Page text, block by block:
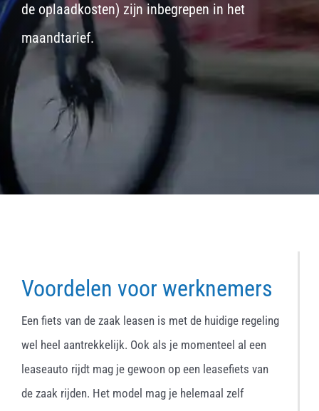
de oplaadkosten) zijn inbegrepen in het
maandtarief.
Voordelen voor werknemers
Een fiets van de zaak leasen is met de huidige regeling
wel heel aantrekkelijk. Ook als je momenteel al een
leaseauto rijdt mag je gewoon op een leasefiets van
de zaak rijden. Het model mag je helemaal zelf